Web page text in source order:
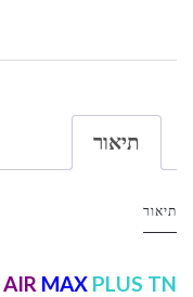
תיאור
תיאור
AIR MAX PLUS TN